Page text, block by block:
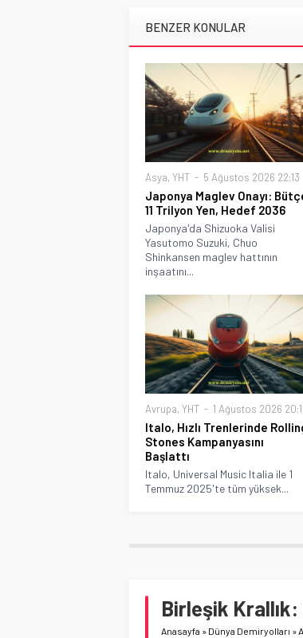
BENZER KONULAR
Asya, YHT 5 Ağustos 2026 22:13
Japonya Maglev Onayı:
11 Trilyon Yen, Hedef 2036
Japonya'da Shizuoka Valisi
Yasutomo Suzuki, Chuo
Shinkansen maglev hattının
inşaatını...
Avrupa, YHT 1 Ağustos 2026
Italo, Hızlı Trenlerinde
Stones Kampanyasını
Başlattı
Italo, Universal Music Italia ile 1
Temmuz 2025'te tüm yüksek...
Birleşik
Anasayfa » Dünya Demiryolları »